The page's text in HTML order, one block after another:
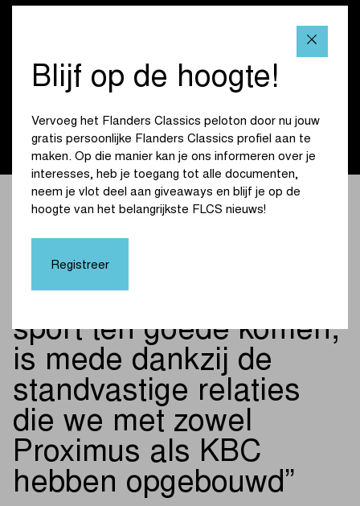
deel uit van wie we zijn — net zoals deze koers elke editie
grenzen verlegt en mee de toekomst van de wielersport
vormgeeft. We zijn dan ook fier dat we er samen voor
zorgen dat de grootste wielerklassiekers, met de Ronde
ook de komende drie jaar op onze Vlaamse wegen tot hun
volle recht kunnen komen.”
Dat wij als bedrijf en
organisator kunnen
blijven innoveren en
stappen zetten die de
sport ten goede komen,
is mede dankzij de
standvastige relaties
die we met zowel
Proximus als KBC
hebben opgebouwd
Blijf op de hoogte!
Vervoeg het Flanders Classics peloton door nu jouw
gratis persoonlijke Flanders Classics profiel aan te
maken. Op die manier kan je ons informeren over je
interesses, heb je toegang tot alle documenten,
neem je vlot deel aan giveaways en blijf je op de
hoogte van het belangrijkste FLCS nieuws!
Registreer